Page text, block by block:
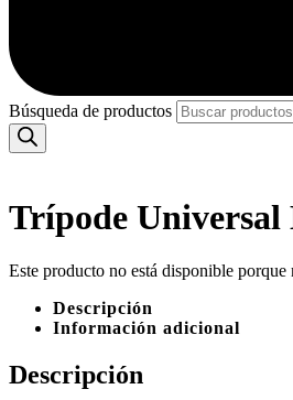
Búsqueda de productos
Trípode Universal
Este producto no está disponible porque
Descripción
Información adicional
Descripción